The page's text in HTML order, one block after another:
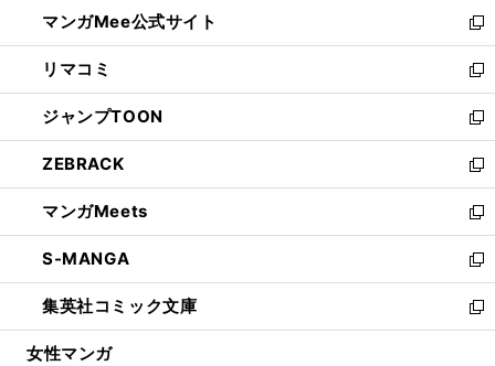
く
ド
ウ
で
開
く
ィ
ン
ド
ウ
で
開
く
い
ウ
ィ
ン
ド
ウ
で
開
く
マンガMee公式サイト
新
し
い
ウ
ィ
ン
ド
ウ
で
開
く
リマコミ
新
し
い
ウ
ィ
ン
ド
ウ
で
開
く
ジャンプTOON
新
し
い
ウ
ィ
ン
ド
ウ
で
開
ZEBRACK
新
し
い
ウ
ィ
ン
ド
ウ
マンガMeets
新
し
い
ウ
ィ
ン
S-MANGA
新
し
い
ウ
集英社コミック文庫
新
し
女性マンガ